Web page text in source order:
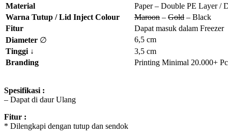
Material
Paper – Double PE Layer /
Warna Tutup / Lid Inject Colour
Maroon – Gold – Black
Fitur
Dapat masuk dalam Freezer
Diameter ∅
6,5 cm
Tinggi ↓
3,5 cm
Branding
Printing Minimal 20.000+
Spesifikasi :
– Dapat di daur Ulang
Fitur :
* Dilengkapi dengan tutup dan sendok